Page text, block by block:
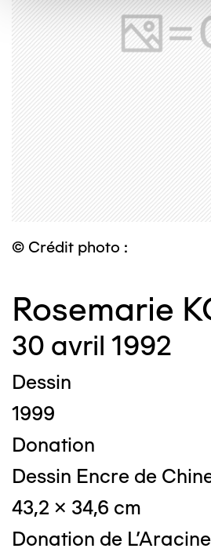
© Crédit photo :
Rosemarie
30 avril 1992
Dessin
1999
Donation
Dessin Encre de
43,2 x 34,6 cm
Donation de